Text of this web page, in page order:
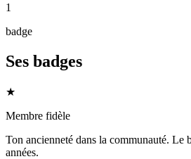
1
badge
Ses badges
★
Membre fidèle
Ton ancienneté dans la communauté. Le
années.